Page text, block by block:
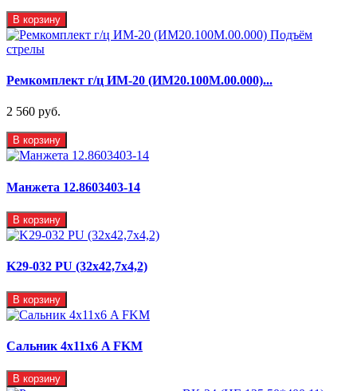
В корзину
Ремкомплект г/ц ИМ-20 (ИМ20.100М.00.000)...
2 560 руб.
В корзину
Манжета 12.8603403-14
В корзину
K29-032 PU (32x42,7x4,2)
В корзину
Сальник 4х11х6 A FKM
В корзину